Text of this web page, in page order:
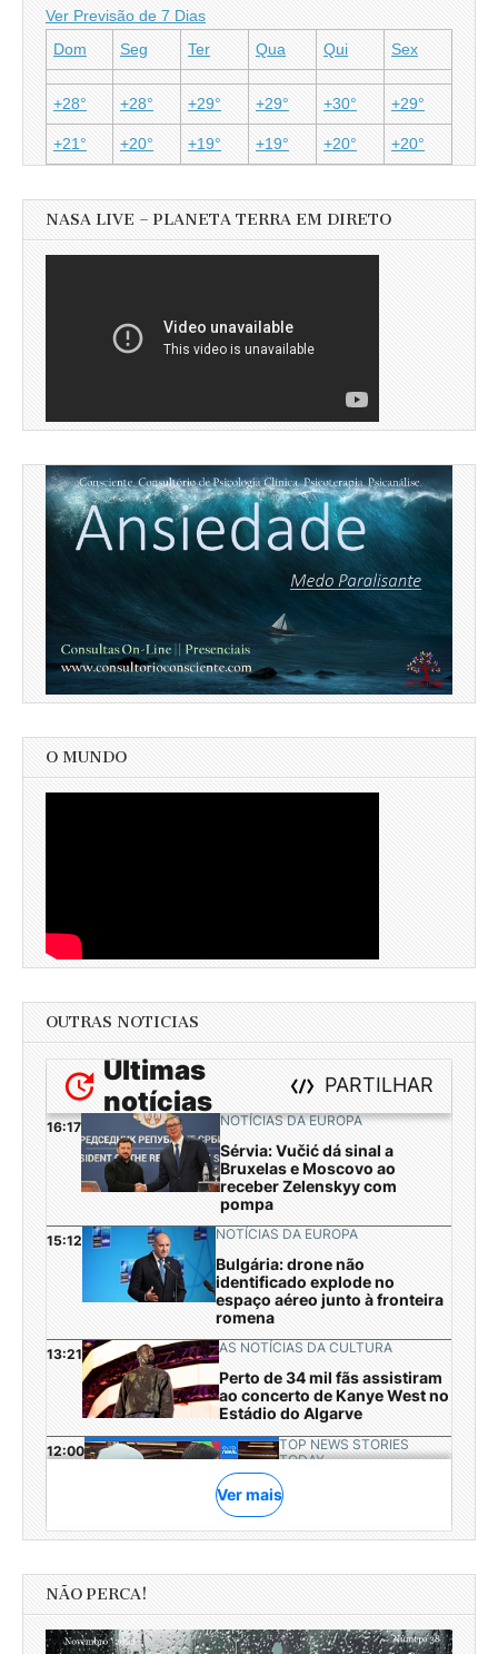
Ver Previsão de 7 Dias
Dom
Seg Ter Qua Qui Sex
+28° +28° +29° +29° +30° +29°
+21° +20° +19° +19° +20° +20°
NASA LIVE – PLANETA TERRA EM DIRETO
O MUNDO
OUTRAS NOTICIAS
NÃO PERCA!